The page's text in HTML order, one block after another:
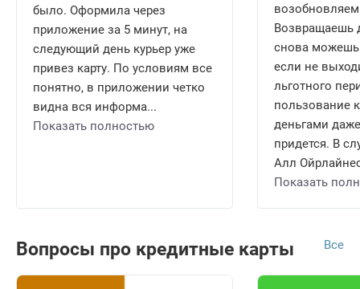
было. Оформила через
приложение за 5 минут, на
следующий день курьер уже
привез карту. По условиям все
понятно, в приложении четко
видна вся информа...
Показать полностью
Возвращаешь
снова можешь
если не
льготного
пользование
деньгами
придется. В
Алл
Показать
Вопросы про кредитные карты Все